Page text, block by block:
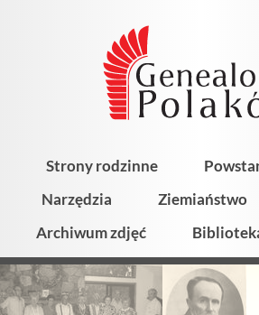
Strony rodzinne
Narzędzia
Ziemiaństwo
Archiwum zdjęć